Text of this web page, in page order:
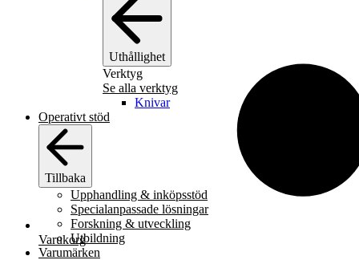
Uthållighet
Verktyg
Se alla verktyg
Knivar
Operativt stöd
Tillbaka
Upphandling & inköpsstöd
Specialanpassade lösningar
Forskning & utveckling
Utbildning
Varumärken
Varukorg